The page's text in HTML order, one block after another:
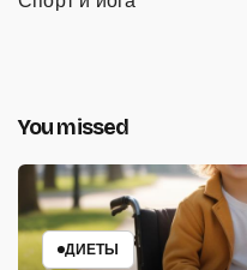
You missed
ДИЕТЫ